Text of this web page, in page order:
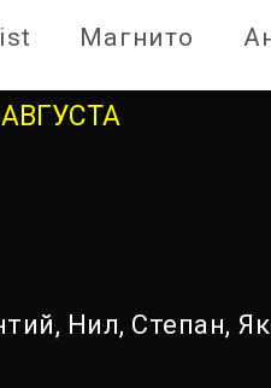
Магнито
Нил, Степан,